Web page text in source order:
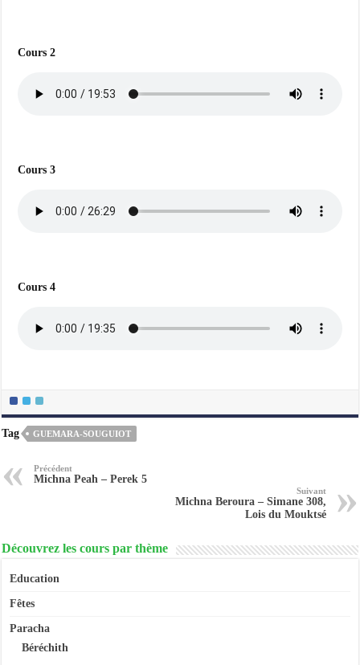
Cours 2
Cours 3
Cours 4
Tag GUEMARA-SOUGUIOT
Précédent
Michna Peah – Perek 5
Suivant
Michna Beroura – Simane 308,
Lois du Mouktsé
Découvrez les cours par thème
Education
Fêtes
Paracha
Béréchith